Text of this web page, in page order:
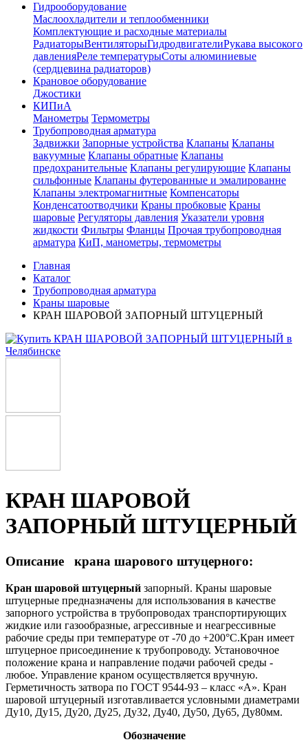
Гидрооборудование
Маслоохладители и теплообменники
Комплектующие и расходные материалы
РадиаторыВентиляторыГидродвигателиРукава высокого
давленияРеле температурыСоты алюминиевые
(сердцевина радиаторов)
Крановое оборудование
Джостики
КИПиА
Манометры Термометры
Трубопроводная арматура
Задвижки Запорные устройства Клапаны Клапаны
вакуумные Клапаны обратные Клапаны
предохранительные Клапаны регулирующие Клапаны
сильфонные Клапаны футерованные и эмалированне
Клапаны электромагнитные Компенсаторы
Конденсатоотводчики Краны пробковые Краны
шаровые Регуляторы давления Указатели уровня
жидкости Фильтры Фланцы Прочая трубопроводная
арматура КиП, манометры, термометры
Главная
Каталог
Трубопроводная арматура
Краны шаровые
КРАН ШАРОВОЙ ЗАПОРНЫЙ ШТУЦЕРНЫЙ
КРАН ШАРОВОЙ
ЗАПОРНЫЙ ШТУЦЕРНЫЙ
Описание крана шарового штуцерного:
Кран шаровой штуцерный запорный. Краны шаровые
штуцерные предназначены для использования в качестве
запорного устройства в трубопроводах транспортирующих
жидкие или газообразные, агрессивные и неагрессивные
рабочие среды при температуре от -70 до +200°С.Кран имеет
штуцерное присоединение к трубопроводу. Установочное
положение крана и направление подачи рабочей среды -
любое. Управление краном осуществляется вручную.
Герметичность затвора по ГОСТ 9544-93 – класс «А». Кран
шаровой штуцерный изготавливается условными диаметрами
Ду10, Ду15, Ду20, Ду25, Ду32, Ду40, Ду50, Ду65, Ду80мм.
Обозначение